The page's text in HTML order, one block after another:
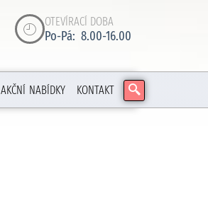
OTEVÍRACÍ DOBA
Po-Pá: 8.00-16.00
AKČNÍ NABÍDKY KONTAKT